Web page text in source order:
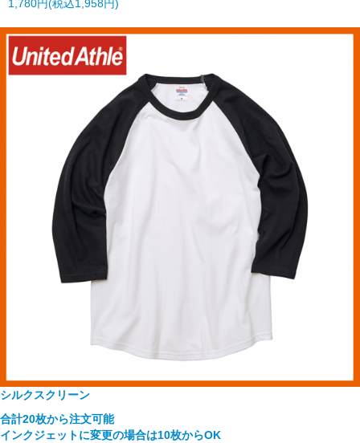
1,780円(税込1,958円)
シルクスクリーン
合計20枚から注文可能
インクジェットに変更の場合は10枚からOK